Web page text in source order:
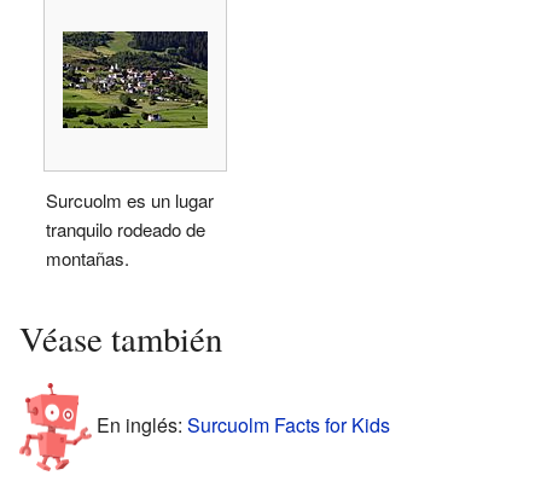
Surcuolm es un lugar
tranquilo rodeado de
montañas.
Véase también
En inglés: Surcuolm Facts for Kids